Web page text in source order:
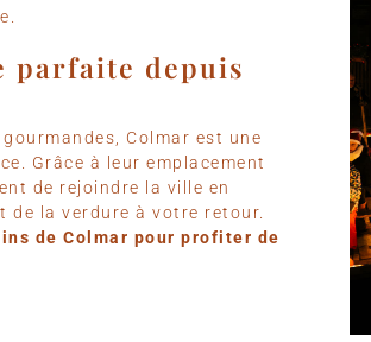
parfaite depuis
Colmar est une
Grâce à leur emplacement
de rejoindre la ville en
la verdure à votre retour.
de Colmar pour profiter de